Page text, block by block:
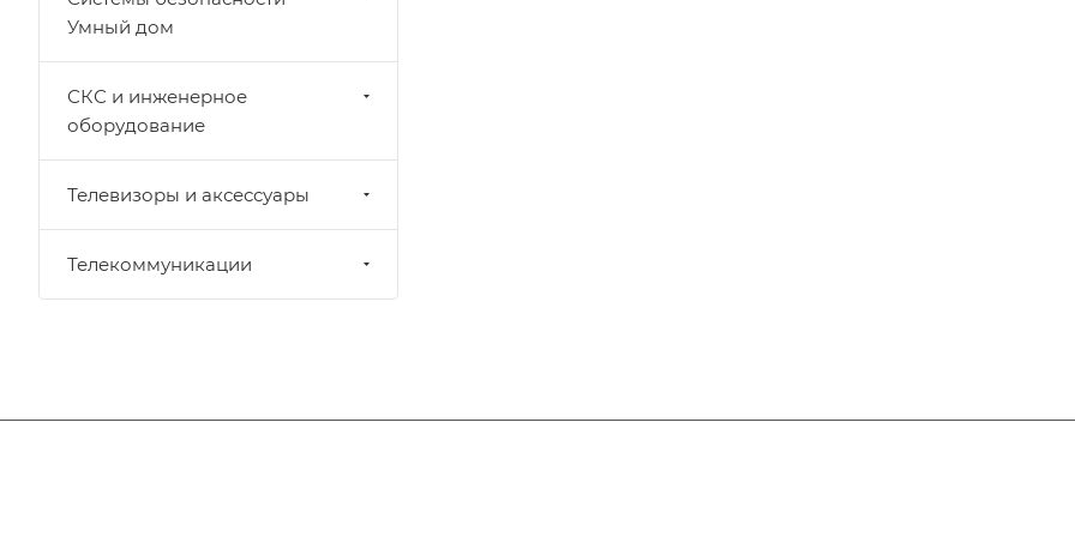
Умный дом
СКС и инженерное
оборудование
Телевизоры и аксессуары
Телекоммуникации